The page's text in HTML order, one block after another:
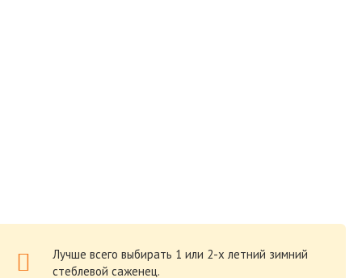
Лучше всего выбирать 1 или 2-х летний зимний
стеблевой саженец.